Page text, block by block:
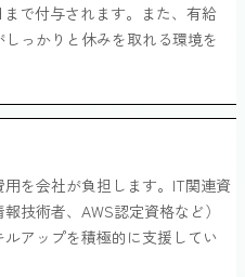
で付与されます。また、有給
っかりと休みを取れる環境を
を会社が負担します。IT関連資
技術者、AWS認定資格など）
アップを積極的に支援してい